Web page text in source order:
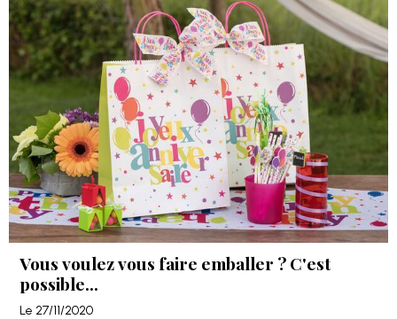
Vous voulez vous faire emballer ? C'est
possible...
Le 27/11/2020